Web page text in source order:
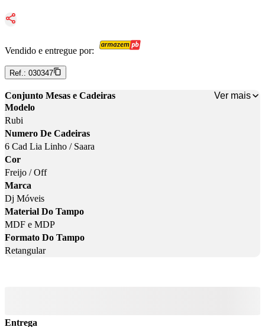
Vendido e entregue por:
Ref.: 030347
Conjunto Mesas e Cadeiras
Ver mais
Modelo
Rubi
Numero De Cadeiras
6 Cad Lia Linho / Saara
Cor
Freijo / Off
Marca
Dj Móveis
Material Do Tampo
MDF e MDP
Formato Do Tampo
Retangular
Entrega